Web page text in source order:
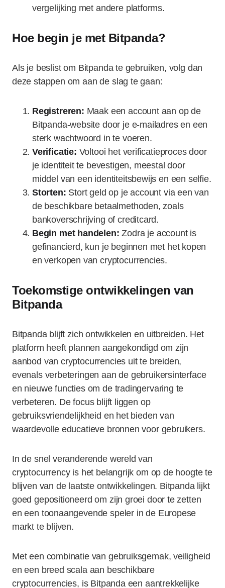
vergelijking met andere platforms.
Hoe begin je met Bitpanda?
Als je beslist om Bitpanda te gebruiken, volg dan
deze stappen om aan de slag te gaan:
Registreren: Maak een account aan op de
Bitpanda-website door je e-mailadres en een
sterk wachtwoord in te voeren.
Verificatie: Voltooi het verificatieproces door
je identiteit te bevestigen, meestal door
middel van een identiteitsbewijs en een selfie.
Storten: Stort geld op je account via een van
de beschikbare betaalmethoden, zoals
bankoverschrijving of creditcard.
Begin met handelen: Zodra je account is
gefinancierd, kun je beginnen met het kopen
en verkopen van cryptocurrencies.
Toekomstige ontwikkelingen van
Bitpanda
Bitpanda blijft zich ontwikkelen en uitbreiden. Het
platform heeft plannen aangekondigd om zijn
aanbod van cryptocurrencies uit te breiden,
evenals verbeteringen aan de gebruikersinterface
en nieuwe functies om de tradingervaring te
verbeteren. De focus blijft liggen op
gebruiksvriendelijkheid en het bieden van
waardevolle educatieve bronnen voor gebruikers.
In de snel veranderende wereld van
cryptocurrency is het belangrijk om op de hoogte te
blijven van de laatste ontwikkelingen. Bitpanda lijkt
goed gepositioneerd om zijn groei door te zetten
en een toonaangevende speler in de Europese
markt te blijven.
Met een combinatie van gebruiksgemak, veiligheid
en een breed scala aan beschikbare
cryptocurrencies, is Bitpanda een aantrekkelijke